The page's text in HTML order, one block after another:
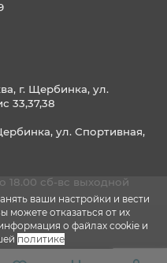
ваши настройки и вести
можете отказаться от их
о файлах cookie и
политике
г. Щербинка, ул.
33,37,38
ул. Спортивная,
18.00 сб-вс выходной